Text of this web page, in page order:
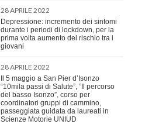
28 APRILE 2022
Depressione: incremento dei sintomi
durante i periodi di lockdown, per la
prima volta aumento del rischio tra i
giovani
28 APRILE 2022
Il 5 maggio a San Pier d’Isonzo
“10mila passi di Salute”, ”Il percorso
del basso Isonzo”, corso per
coordinatori gruppi di cammino,
passeggiata guidata da laureati in
Scienze Motorie UNIUD